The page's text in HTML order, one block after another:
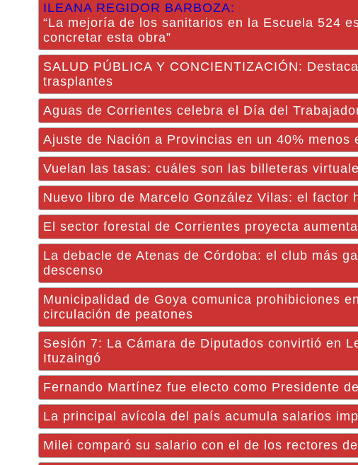
ILEANA REGIDOR BARBOZA:
“La mejoría de los sanitarios en la Escuela 524
concretar esta obra”
SALUD PÚBLICA Y CONCIENTIZACIÓN:
trasplantes
Aguas de Corrientes celebra el Día del
Ajuste de Nación a Provincias en un 40% menos
Vuelan las tasas: cuáles son las billeteras
Nuevo libro de Marcelo González Vilas: el factor
El sector forestal de Corrientes proyecta
La debacle de Atenas de Córdoba: el club más
descenso
Municipalidad de Goya comunica prohibiciones
circulación de peatones
Sesión 7: La Cámara de Diputados convirtió en
Ituzaingó
Fernando Martínez fue electo como Presidente
La principal avícola del país acumula salarios
Milei comparó su salario con el de los rectores